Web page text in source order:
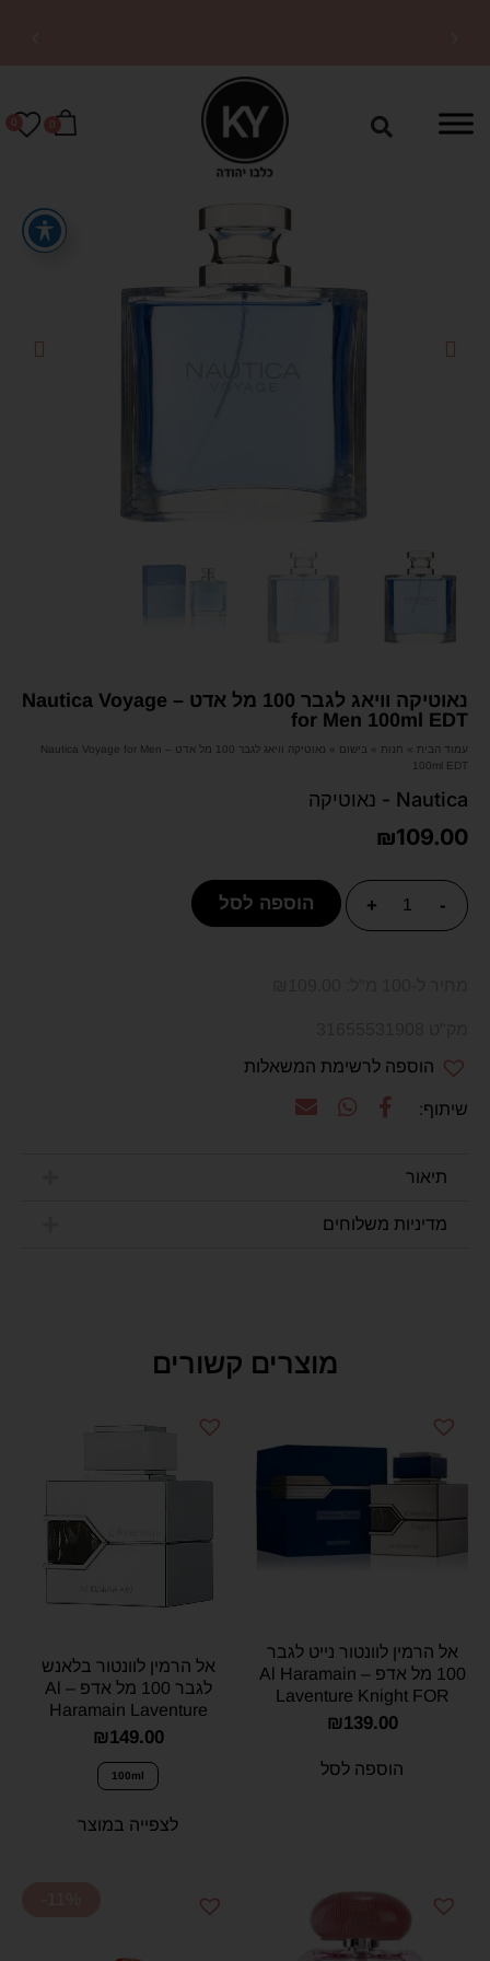
0
0
נאוטיקה וויאג לגבר 100 מל אדט – Nautica Voyage
for Men 100ml EDT
עמוד הבית » חנות » בישום »
נאוטיקה וויאג לגבר 100 מל אדט – Nautica Voyage for Men
100ml EDT
Nautica - נאוטיקה
₪109.00
-
+ הוספה לסל
הוספה לרשימת המשאלות
תיאור
מדיניות משלוחים
מוצרים קשורים
אל הרמין לוונטור נייט לגבר
100 מל אדפ – Al Haramain
Laventure Knight FOR
MAN 100ml E.D.P
₪139.00
הוספה לסל
אל הרמין לוונטור בלאנש
לגבר 100 מל אדפ – Al
Haramain Laventure
Blanche for men 100ml
₪149.00
100ml
לצפייה במוצר